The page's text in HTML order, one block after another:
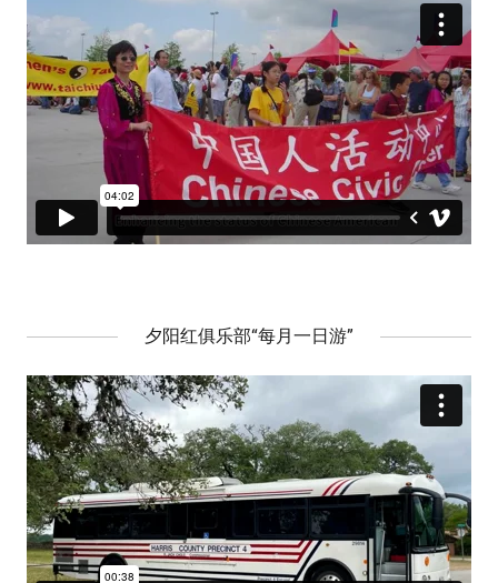
夕阳红俱乐部“每月一日游”